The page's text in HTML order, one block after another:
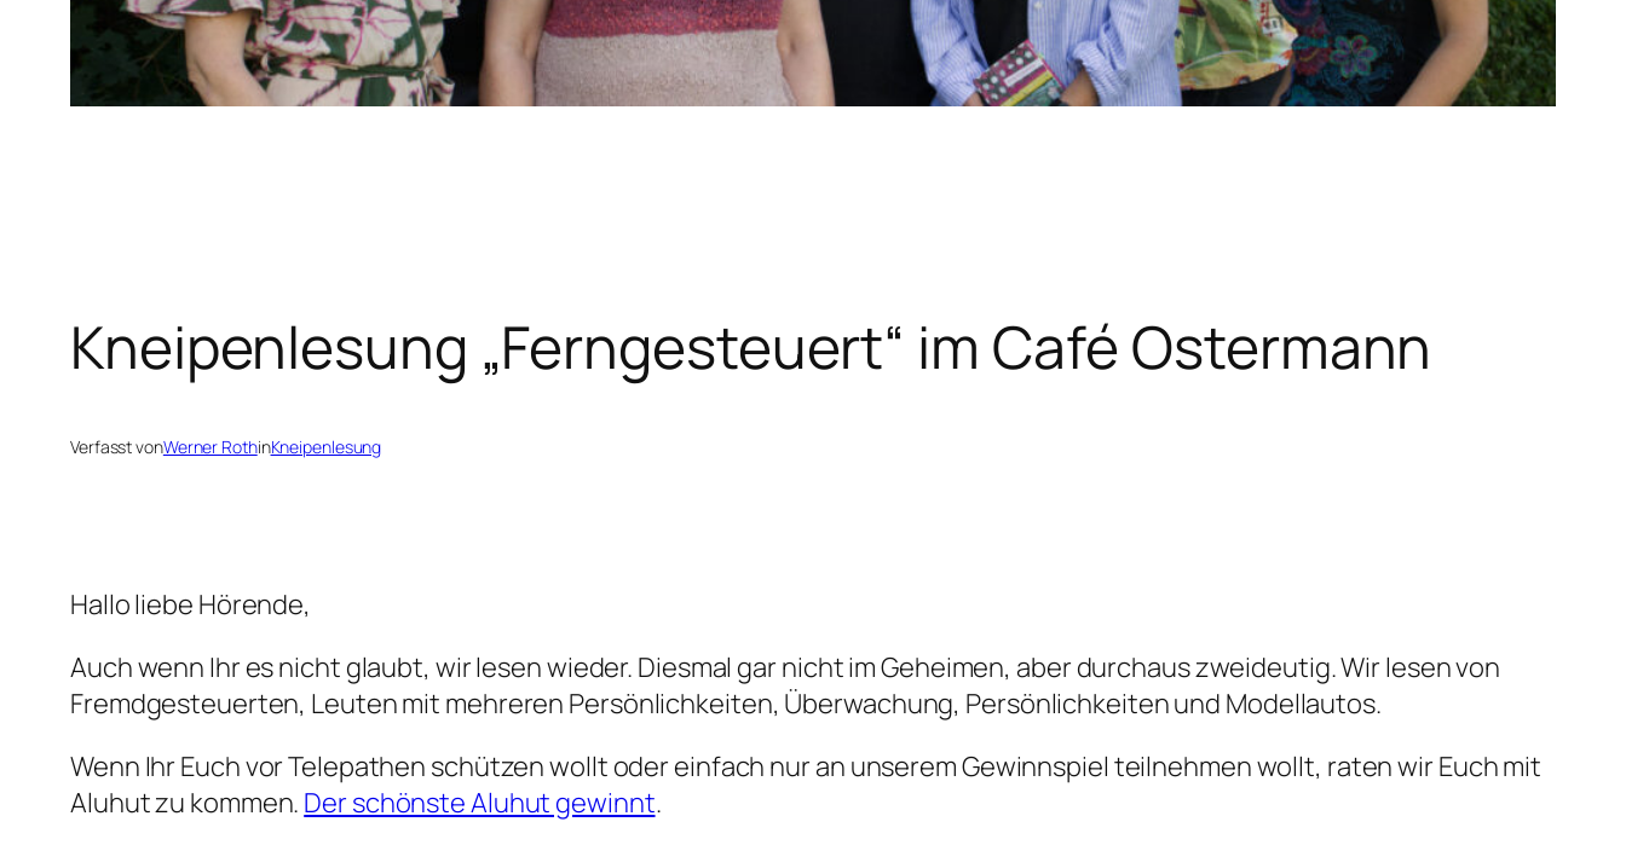
Kneipenlesung „Ferngesteuert“ im Café Ostermann
Verfasst vonWerner RothinKneipenlesung
Hallo liebe Hörende,
Auch wenn Ihr es nicht glaubt, wir lesen wieder. Diesmal gar nicht im Geheimen, aber durchaus zweideutig. Wir lesen von
Fremdgesteuerten, Leuten mit mehreren Persönlichkeiten, Überwachung, Persönlichkeiten und Modellautos.
Wenn Ihr Euch vor Telepathen schützen wollt oder einfach nur an unserem Gewinnspiel teilnehmen wollt, raten wir Euch mit
Aluhut zu kommen. Der schönste Aluhut gewinnt.